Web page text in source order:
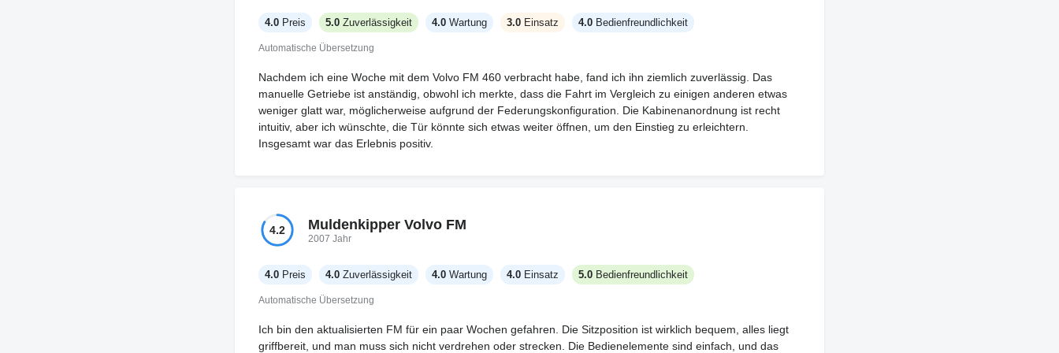
4.0 Preis 5.0 Zuverlässigkeit 4.0 Wartung 3.0 Einsatz 4.0 Bedienfreundlichkeit
Automatische Übersetzung
Nachdem ich eine Woche mit dem Volvo FM 460 verbracht habe, fand ich ihn ziemlich zuverlässig. Das
manuelle Getriebe ist anständig, obwohl ich merkte, dass die Fahrt im Vergleich zu einigen anderen etwas
weniger glatt war, möglicherweise aufgrund der Federungskonfiguration. Die Kabinenanordnung ist recht
intuitiv, aber ich wünschte, die Tür könnte sich etwas weiter öffnen, um den Einstieg zu erleichtern.
Insgesamt war das Erlebnis positiv.
4.2 Muldenkipper Volvo FM
2007 Jahr
4.0 Preis 4.0 Zuverlässigkeit 4.0 Wartung 4.0 Einsatz 5.0 Bedienfreundlichkeit
Automatische Übersetzung
Ich bin den aktualisierten FM für ein paar Wochen gefahren. Die Sitzposition ist wirklich bequem, alles liegt
griffbereit, und man muss sich nicht verdrehen oder strecken. Die Bedienelemente sind einfach, und das